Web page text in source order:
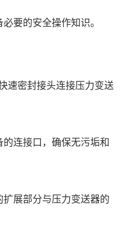
要的安全操作知识。
密封接头连接压力变送
连接口，确保无污垢和
展部分与压力变送器的